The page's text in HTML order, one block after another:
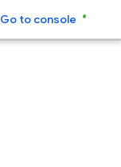
Go to console